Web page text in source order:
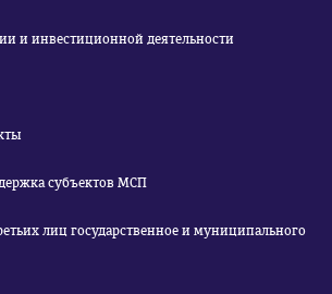
и инвестиционной деятельности
субъектов МСП
лиц государственное и муниципального